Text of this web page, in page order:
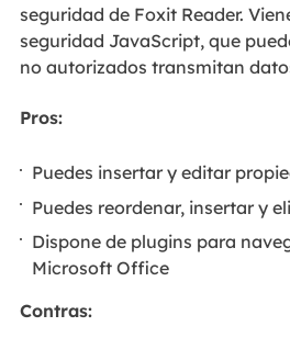
seguridad de Foxit Reader.
seguridad JavaScript, que
no autorizados transmitan
Pros:
Puedes insertar y editar
Puedes reordenar, insertar y
Dispone de plugins para
Microsoft Office
Contras: